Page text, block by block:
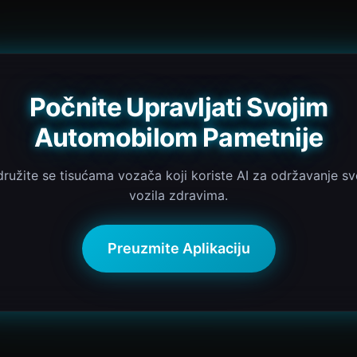
Počnite Upravljati Svojim
Automobilom Pametnije
se tisućama vozača koji koriste AI za održavanje
vozila zdravima.
Preuzmite Aplikaciju